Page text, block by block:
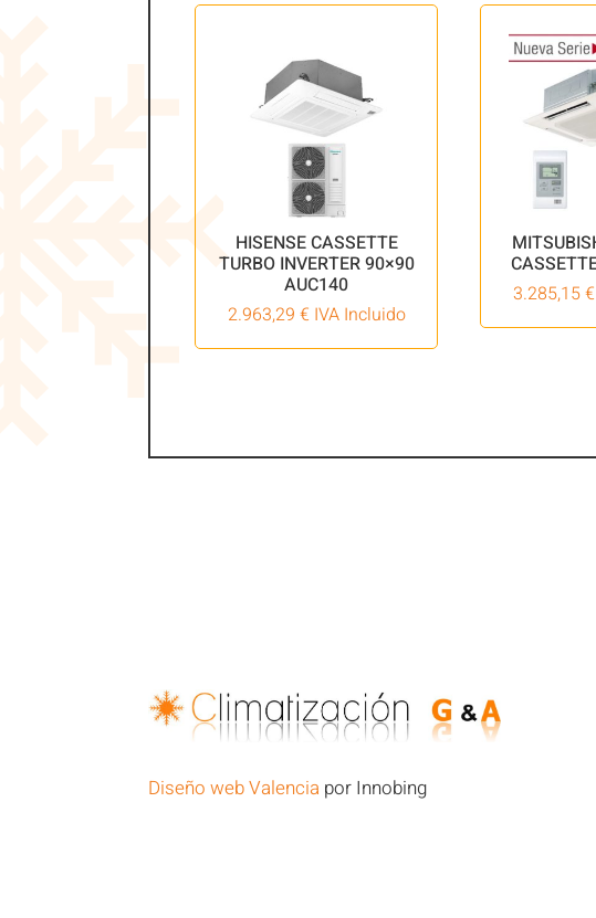
HISENSE CASSETTE
TURBO INVERTER 90×90
AUC140
2.963,29 € IVA Incluido
3.285,15€
Diseño web Valencia por Innobing